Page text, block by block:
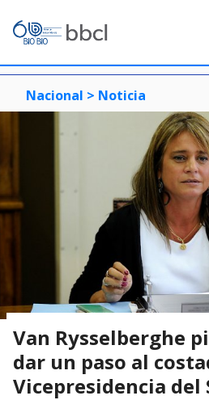
Nacional > Noticia
Van Rysselberghe
dar un paso al
Vicepresidencia del